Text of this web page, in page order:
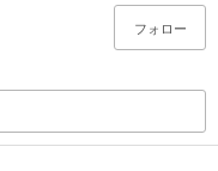
フォロー